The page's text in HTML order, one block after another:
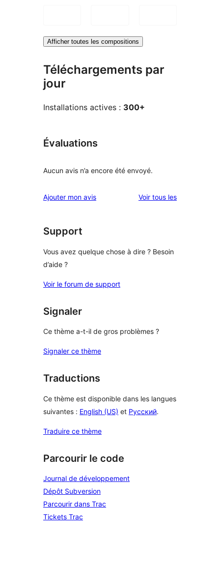
Afficher toutes les compositions
Téléchargements par
jour
Installations actives : 300+
Évaluations
Aucun avis n’a encore été envoyé.
Ajouter mon avis Voir tous lesavis
Support
Vous avez quelque chose à dire ? Besoin
d’aide ?
Voir le forum de support
Signaler
Ce thème a-t-il de gros problèmes ?
Signaler ce thème
Traductions
Ce thème est disponible dans les langues
suivantes : English (US) et Русский.
Traduire ce thème
Parcourir le code
Journal de développement
Dépôt Subversion
Parcourir dans Trac
Tickets Trac